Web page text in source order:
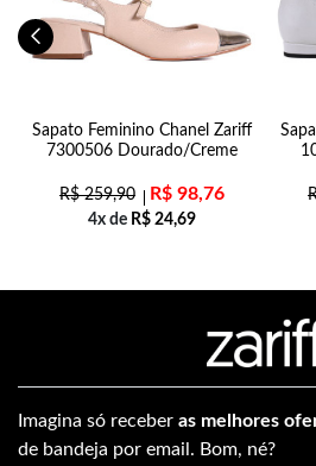
Sapato Feminino Chanel Zariff
7300506 Dourado/Creme
R$259,90 R$ 98,76
4x de R$ 24,69
Imagina só receber as melhores
de bandeja por email. Bom, né?